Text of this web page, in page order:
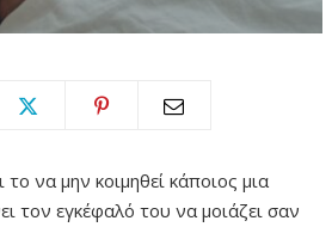
το να μην κοιμηθεί κάποιος μια
τον εγκέφαλό του να μοιάζει σαν